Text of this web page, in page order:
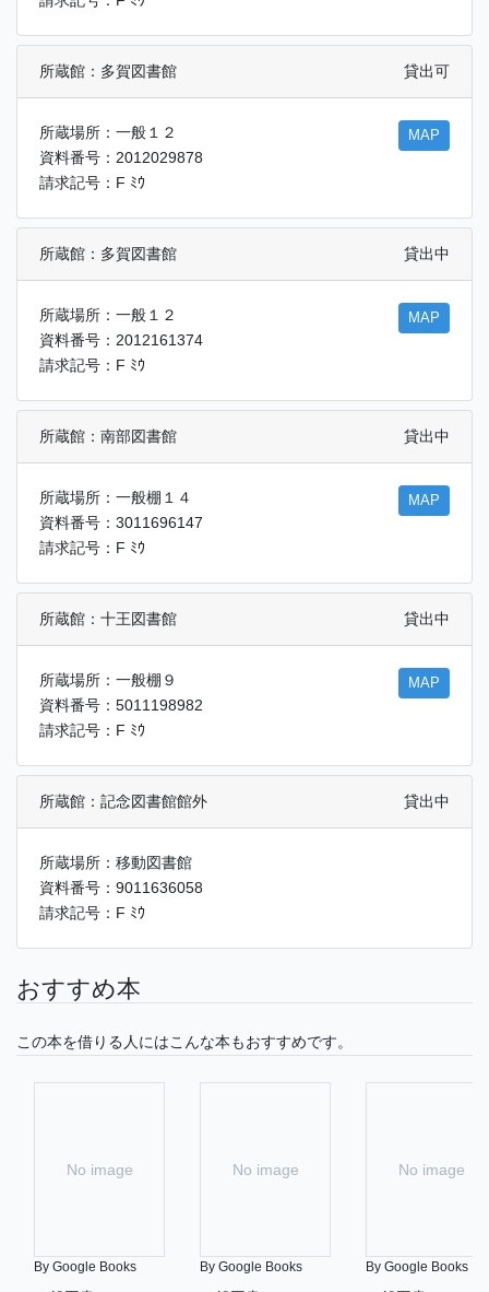
所蔵館：多賀図書館 貸出可
所蔵場所：一般１２
資料番号：2012029878
請求記号：F ﾐｳ
MAP
所蔵館：多賀図書館 貸出中
所蔵場所：一般１２
資料番号：2012161374
請求記号：F ﾐｳ
MAP
所蔵館：南部図書館 貸出中
所蔵場所：一般棚１４
資料番号：3011696147
請求記号：F ﾐｳ
MAP
所蔵館：十王図書館 貸出中
所蔵場所：一般棚９
資料番号：5011198982
請求記号：F ﾐｳ
MAP
所蔵館：記念図書館館外 貸出中
所蔵場所：移動図書館
資料番号：9011636058
請求記号：F ﾐｳ
おすすめ本
この本を借りる人にはこんな本もおすすめです。
No image
By Google Books
No image
By Google Books
No image
By Google Books